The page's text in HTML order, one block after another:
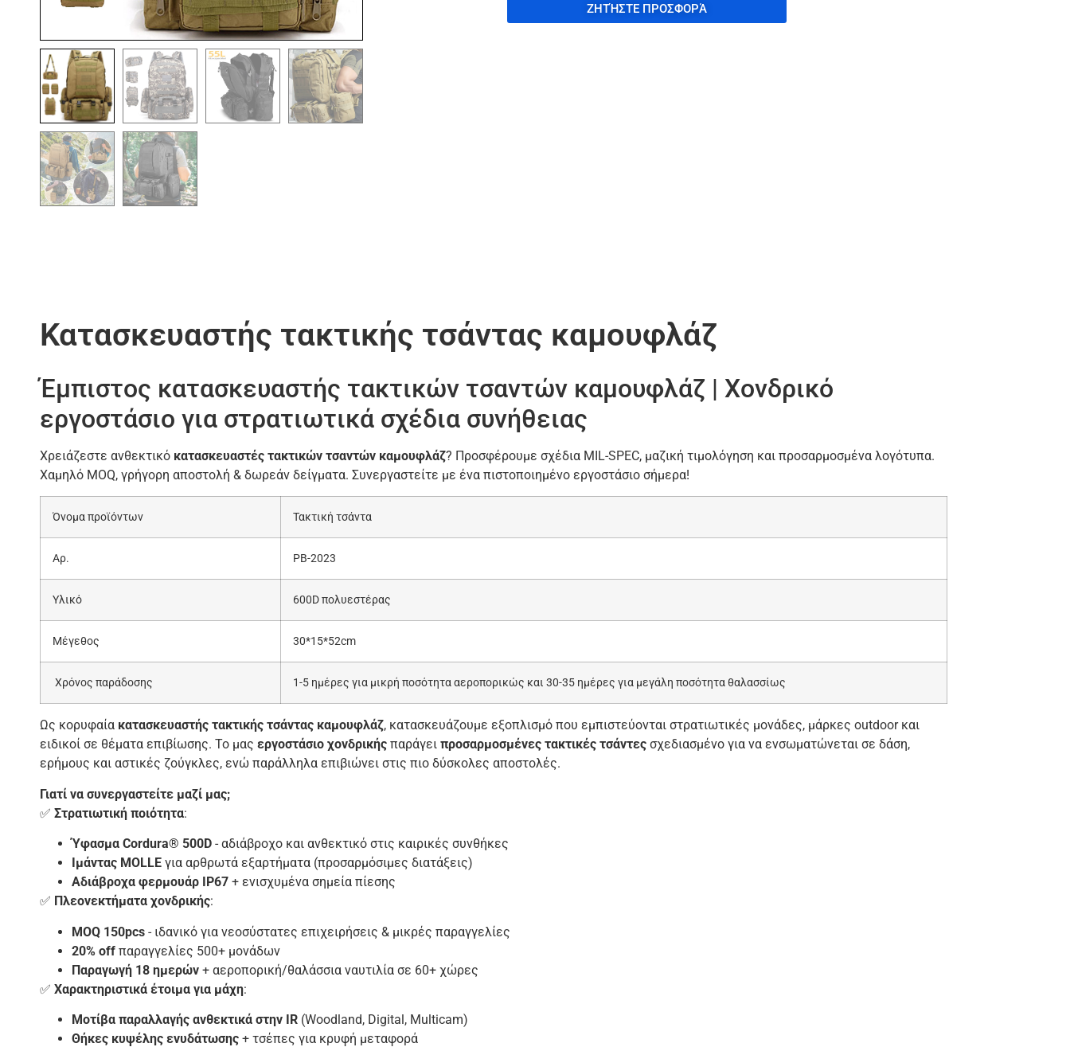
ΖΗΤΉΣΤΕ ΠΡΟΣΦΟΡΆ
Κατασκευαστής τακτικής τσάντας καμουφλάζ
Έμπιστος κατασκευαστής τακτικών τσαντών καμουφλάζ | Χονδρικό
εργοστάσιο για στρατιωτικά σχέδια συνήθειας
Χρειάζεστε ανθεκτικό κατασκευαστές τακτικών τσαντών καμουφλάζ? Προσφέρουμε σχέδια MIL-SPEC, μαζική τιμολόγηση και προσαρμοσμένα λογότυπα.
Χαμηλό MOQ, γρήγορη αποστολή & δωρεάν δείγματα. Συνεργαστείτε με ένα πιστοποιημένο εργοστάσιο σήμερα!
Όνομα προϊόντων Τακτική τσάντα
Αρ. PB-2023
Υλικό 600D πολυεστέρας
Μέγεθος 30*15*52cm
Χρόνος παράδοσης 1-5 ημέρες για μικρή ποσότητα αεροπορικώς και 30-35 ημέρες για μεγάλη ποσότητα θαλασσίως
Ως κορυφαία κατασκευαστής τακτικής τσάντας καμουφλάζ, κατασκευάζουμε εξοπλισμό που εμπιστεύονται στρατιωτικές μονάδες, μάρκες outdoor και
ειδικοί σε θέματα επιβίωσης. Το μας εργοστάσιο χονδρικής παράγει προσαρμοσμένες τακτικές τσάντες σχεδιασμένο για να ενσωματώνεται σε δάση,
ερήμους και αστικές ζούγκλες, ενώ παράλληλα επιβιώνει στις πιο δύσκολες αποστολές.
Γιατί να συνεργαστείτε μαζί μας;
✅ Στρατιωτική ποιότητα:
Ύφασμα Cordura® 500D - αδιάβροχο και ανθεκτικό στις καιρικές συνθήκες
Ιμάντας MOLLE για αρθρωτά εξαρτήματα (προσαρμόσιμες διατάξεις)
Αδιάβροχα φερμουάρ IP67 + ενισχυμένα σημεία πίεσης
✅ Πλεονεκτήματα χονδρικής:
MOQ 150pcs - ιδανικό για νεοσύστατες επιχειρήσεις & μικρές παραγγελίες
20% off παραγγελίες 500+ μονάδων
Παραγωγή 18 ημερών + αεροπορική/θαλάσσια ναυτιλία σε 60+ χώρες
✅ Χαρακτηριστικά έτοιμα για μάχη:
Μοτίβα παραλλαγής ανθεκτικά στην IR (Woodland, Digital, Multicam)
Θήκες κυψέλης ενυδάτωσης + τσέπες για κρυφή μεταφορά